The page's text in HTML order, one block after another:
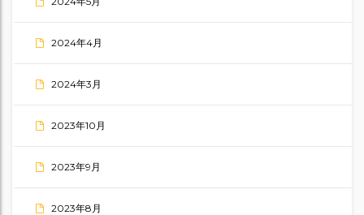
2024年4月
2024年3月
2023年10月
2023年9月
2023年8月